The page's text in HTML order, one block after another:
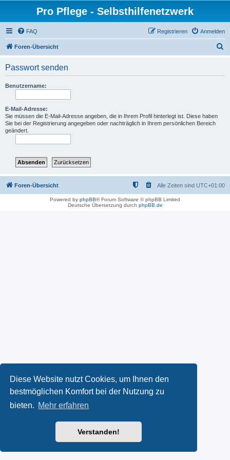
Diese Website nutzt Cookies, um Ihnen den
bestmöglichen Komfort bei der Nutzung zu
bieten. Mehr erfahren
Verstanden!
Pro Pflege - Selbsthilfenetzwerk
FAQ Anmelden
Registrieren
Foren-Übersicht
Passwort senden
Benutzername:
E-Mail-Adresse:
Sie müssen die E-Mail-Adresse angeben, die in Ihrem Profil hinterlegt ist. Diese haben
Sie bei der Registrierung angegeben oder nachträglich in Ihrem persönlichen Bereich
geändert.
Foren-Übersicht Alle Zeiten sind UTC+01:00
Powered by phpBB® Forum Software © phpBB Limited
Deutsche Übersetzung durch phpBB.de